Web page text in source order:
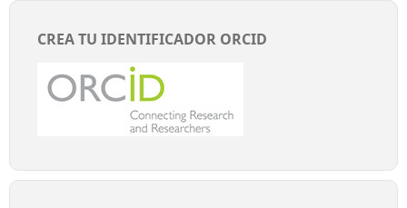
CREA TU IDENTIFICADOR ORCID